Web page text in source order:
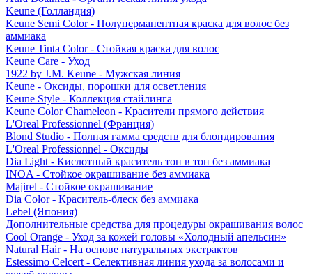
Keune (Голландия)
Keune Semi Color - Полуперманентная краска для волос без
аммиака
Keune Tinta Color - Стойкая краска для волос
Keune Care - Уход
1922 by J.M. Keune - Мужская линия
Keune - Оксиды, порошки для осветления
Keune Style - Коллекция стайлинга
Keune Color Chameleon - Красители прямого действия
L'Oreal Professionnel (Франция)
Blond Studio - Полная гамма средств для блондирования
L'Oreal Professionnel - Оксиды
Dia Light - Кислотный краситель тон в тон без аммиака
INOA - Стойкое окрашивание без аммиака
Majirel - Стойкое окрашивание
Dia Color - Краситель-блеск без аммиака
Lebel (Япония)
Дополнительные средства для процедуры окрашивания волос
Cool Orange - Уход за кожей головы «Холодный апельсин»
Natural Hair - На основе натуральных экстрактов
Estessimo Celcert - Селективная линия ухода за волосами и